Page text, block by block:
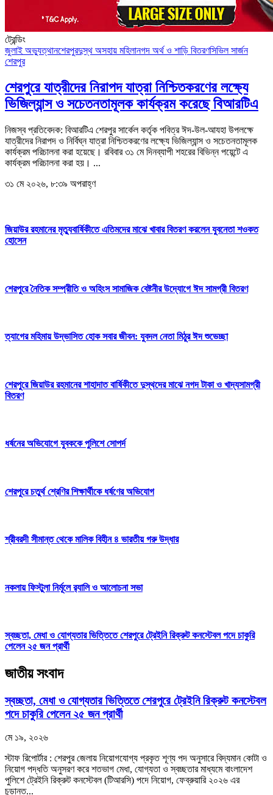
ট্রেন্ডিং
জুলাই অভ্যুত্থানশেরপুরদুস্থ অসহায় মহিলানগদ অর্থ ও শাড়ি বিতরণসিভিল সার্জন
শেরপুর
শেরপুরে যাত্রীদের নিরাপদ যাত্রা নিশ্চিতকরণের লক্ষ্যে
ভিজিল্যান্স ও সচেতনতামূলক কার্যক্রম করেছে বিআরটিএ
নিজস্ব প্রতিবেদক: বিআরটিএ শেরপুর সার্কেল কর্তৃক পবিত্র ঈদ-উল-আযহা উপলক্ষে
যাত্রীদের নিরাপদ ও নির্বিঘ্ন যাত্রা নিশ্চিতকরণের লক্ষ্যে ভিজিল্যান্স ও সচেতনতামূলক
কার্যক্রম পরিচালনা করা হয়েছে। রবিবার ৩১ মে দিনব্যাপী শহরের বিভিন্ন পয়েন্টে এ
কার্যক্রম পরিচালনা করা হয়। ...
৩১ মে ২০২৬, ৮:৩৯ অপরাহ্ণ
জিয়াউর রহমানের মৃত্যুবার্ষিকীতে এতিমদের মাঝে খাবার বিতরণ করলেন যুবনেতা শওকত
হোসেন
শেরপুরে নৈতিক সম্প্রীতি ও অহিংস সামাজিক বেষ্টনীর উদ্যোগে ঈদ সামগ্রী বিতরণ
‎ত্যাগের মহিমায় উদ্ভাসিত হোক সবার জীবন: যুবদল নেতা মিঠুর ঈদ শুভেচ্ছা
শেরপুরে জিয়াউর রহমানের শাহাদাত বার্ষিকীতে দুস্থদের মাঝে নগদ টাকা ও খাদ্যসামগ্রী
বিতরণ
ধর্ষনের অভিযোগে যুবককে পুলিশে সোপর্দ
শেরপুরে চতুর্থ শ্রেণির শিক্ষার্থীকে ধর্ষণের অভিযোগ
শ্রীবরদী সীমান্ত থেকে মালিক বিহীন ৪ ভারতীয় গরু উদ্ধার
নকলায় ফিস্টুলা নির্মূলে র‍্যালি ও আলোচনা সভা
স্বচ্ছতা, মেধা ও যোগ্যতার ভিত্তিতে শেরপুরে ট্রেইনি রিক্রুট কনস্টেবল পদে চাকুরি
পেলেন ২৫ জন প্রার্থী
জাতীয় সংবাদ
স্বচ্ছতা, মেধা ও যোগ্যতার ভিত্তিতে শেরপুরে ট্রেইনি রিক্রুট কনস্টেবল
পদে চাকুরি পেলেন ২৫ জন প্রার্থী
মে ১৯, ২০২৬
স্টাফ রিপোর্টার : শেরপুর জেলায় নিয়োগযোগ্য প্রকৃত শূণ্য পদ অনুসারে বিদ্যমান কোটা ও
নিয়োগ পদ্ধতি অনুসরণ করে শতভাগ মেধা, যোগ্যতা ও স্বচ্ছতার মাধ্যমে বাংলাদেশ
পুলিশে ট্রেইনি রিক্রুট কনস্টেবল (টিআরসি) পদে নিয়োগ, ফেব্রুয়ারি ২০২৬ এর
চূড়ান্ত...